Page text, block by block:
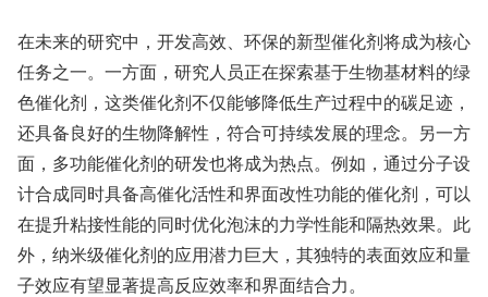
在未来的研究中，开发高效、环保的新型催化剂将成为核心
任务之一。一方面，研究人员正在探索基于生物基材料的绿
色催化剂，这类催化剂不仅能够降低生产过程中的碳足迹，
还具备良好的生物降解性，符合可持续发展的理念。另一方
面，多功能催化剂的研发也将成为热点。例如，通过分子设
计合成同时具备高催化活性和界面改性功能的催化剂，可以
在提升粘接性能的同时优化泡沫的力学性能和隔热效果。此
外，纳米级催化剂的应用潜力巨大，其独特的表面效应和量
子效应有望显著提高反应效率和界面结合力。